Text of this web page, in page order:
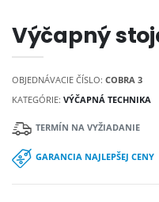
Výčapný
OBJEDNÁVACIE ČÍSLO:COBRA 3
KATEGÓRIE:VÝČAPNÁ TECHNIKA
TERMÍN NA VYŽIADANIE
GARANCIA NAJLEPŠEJ CENY